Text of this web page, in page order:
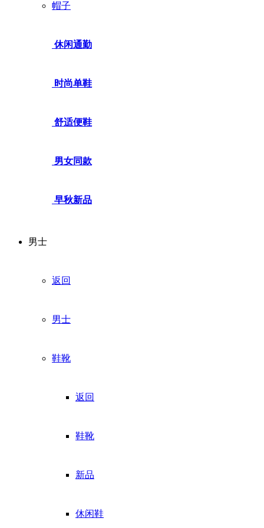
帽子
休闲通勤
时尚单鞋
舒适便鞋
男女同款
早秋新品
男士
返回
男士
鞋靴
返回
鞋靴
新品
休闲鞋